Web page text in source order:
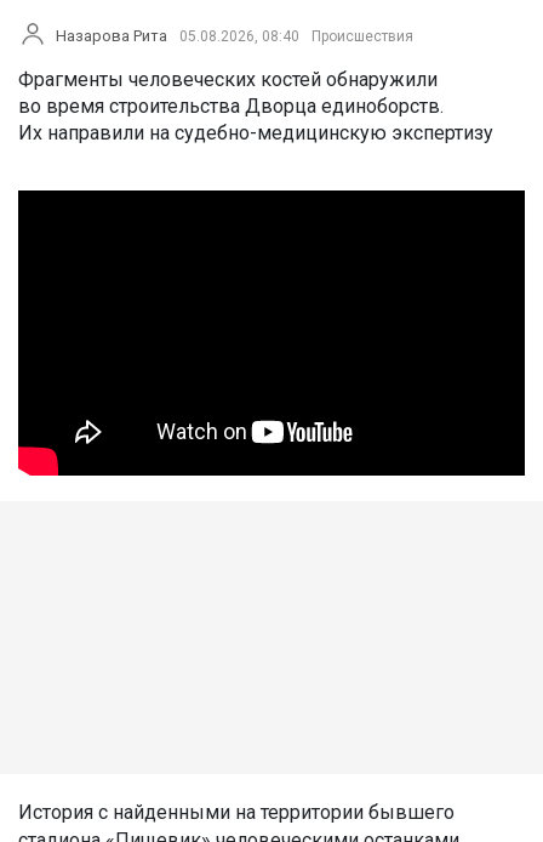
Назарова Рита 05.08.2026, 08:40 Происшествия
Фрагменты человеческих костей обнаружили
во время строительства Дворца единоборств.
Их направили на судебно-медицинскую экспертизу
История с найденными на территории бывшего